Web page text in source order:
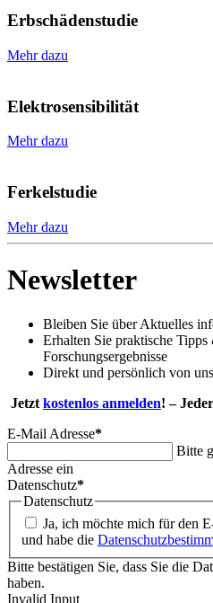
Erbschädenstudie
Mehr dazu
Elektrosensibilität
Mehr dazu
Ferkelstudie
Mehr dazu
Newsletter
Bleiben Sie über Aktuelles
Erhalten Sie praktische Tipps
Forschungsergebnisse
Direkt und persönlich von
Jetzt kostenlos anmelden! –
E-Mail Adresse*
Bitte
Adresse ein
Datenschutz*
Datenschutz
und habe die
Bitte bestätigen Sie, dass Sie die
haben.
Invalid Input